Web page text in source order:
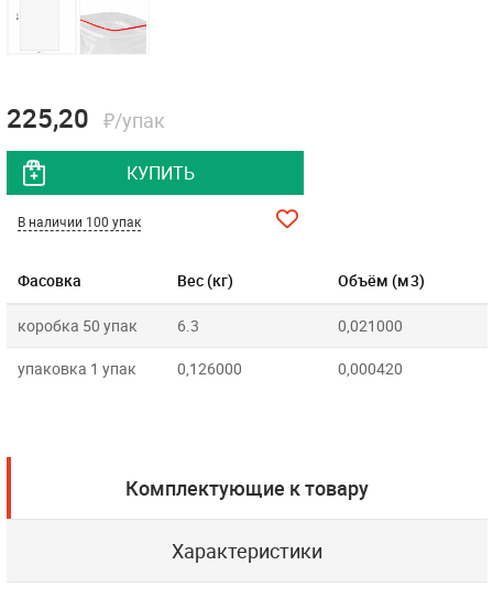
Фасовка Вес (кг) Объём (м3)
коробка 50 упак 6.3 0,021000
упаковка 1 упак 0,126000 0,000420
225,20 ₽/упак
КУПИТЬ
В наличии 100 упак
Комплектующие к товару
Характеристики